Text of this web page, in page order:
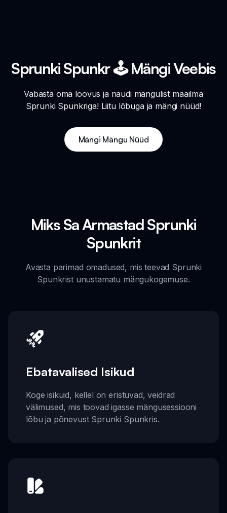
Sprunki Spunkr 🕹️ Mängi Veebis
Vabasta oma loovus ja naudi mängulist maailma
Sprunki Spunkriga! Liitu lõbuga ja mängi nüüd!
Mängi Mängu Nüüd
Miks Sa Armastad Sprunki
Spunkrit
Avasta parimad omadused, mis teevad Sprunki
Spunkrist unustamatu mängukogemuse.
Ebatavalised Isikud
Koge isikuid, kellel on eristuvad, veidrad
välimused, mis toovad igasse mängusessiooni
lõbu ja põnevust Sprunki Spunkris.